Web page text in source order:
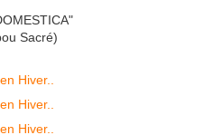
Sacré)